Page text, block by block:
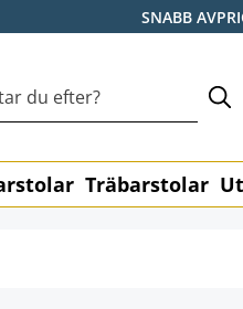
SNABB
Träbarstolar